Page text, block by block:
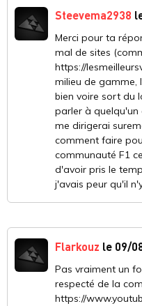
Steevema2938
Merci pour ta
mal de sites
https://
milieu de gamme,
bien voire sort du
parler à quelqu'un
me dirigerai
comment faire
communauté F1
d'avoir pris le
j'avais peur qu'il
Flarkouz le 09/
Pas vraiment un
respecté de la
https://